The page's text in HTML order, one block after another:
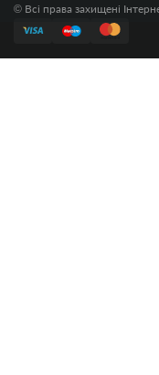
© Всі права захищені